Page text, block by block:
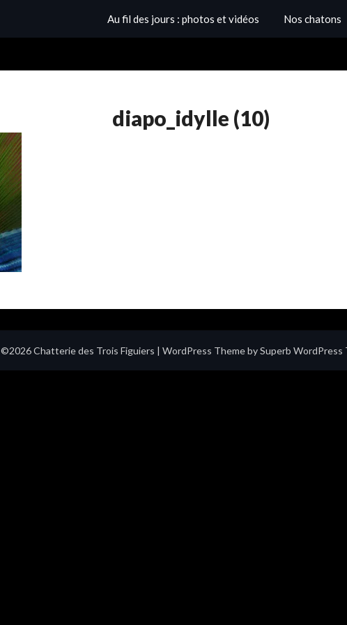
Au fil des jours : photos et vidéos Nos chatons
diapo_idylle (10)
©2026 Chatterie des Trois Figuiers | WordPress Theme bySuperb WordPress